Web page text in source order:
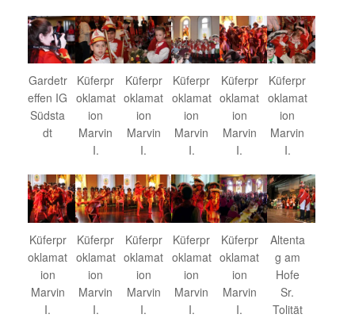
Gardetr
effen IG
Südsta
dt
Küferpr
oklamat
ion
Marvin
I.
Küferpr
oklamat
ion
Marvin
I.
Küferpr
oklamat
ion
Marvin
I.
Küferpr
oklamat
ion
Marvin
I.
Küferpr
oklamat
ion
Marvin
I.
Küferpr
oklamat
ion
Marvin
I.
Küferpr
oklamat
ion
Marvin
I.
Küferpr
oklamat
ion
Marvin
I.
Küferpr
oklamat
ion
Marvin
I.
Küferpr
oklamat
ion
Marvin
I.
Altenta
g am
Hofe
Sr.
Tolität